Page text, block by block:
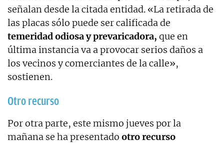
señalan desde la citada entidad. «La retirada de
las placas sólo puede ser calificada de
temeridad odiosa y prevaricadora, que en
última instancia va a provocar serios daños a
los vecinos y comerciantes de la calle»,
sostienen.
Otro recurso
Por otra parte, este mismo jueves por la
mañana se ha presentado otro recurso